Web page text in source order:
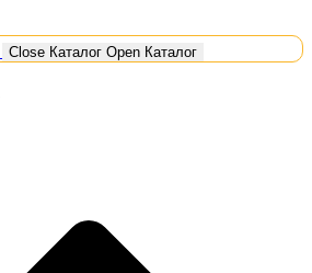
Close Каталог Open Каталог